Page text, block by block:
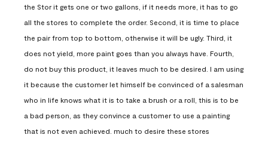
the Stor it gets one or two gallons, if it needs more, it has to go
all the stores to complete the order. Second, it is time to place
the pair from top to bottom, otherwise it will be ugly. Third, it
does not yield, more paint goes than you always have. Fourth,
do not buy this product, it leaves much to be desired. I am using
it because the customer let himself be convinced of a salesman
who in life knows what it is to take a brush or a roll, this is to be
a bad person, as they convince a customer to use a painting
that is not even achieved. much to desire these stores